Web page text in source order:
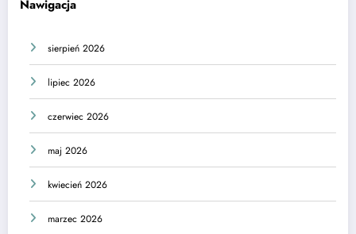
Nawigacja
sierpień 2026
lipiec 2026
czerwiec 2026
maj 2026
kwiecień 2026
marzec 2026